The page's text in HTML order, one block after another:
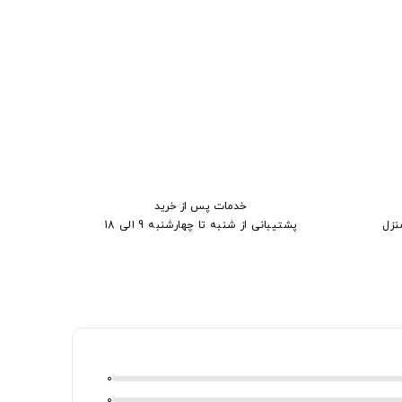
خدمات پس از خرید
پشتیبانی از شنبه تا چهارشنبه 9 الی 18
0